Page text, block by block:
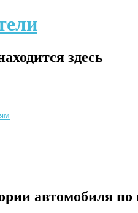
здесь
автомобиля